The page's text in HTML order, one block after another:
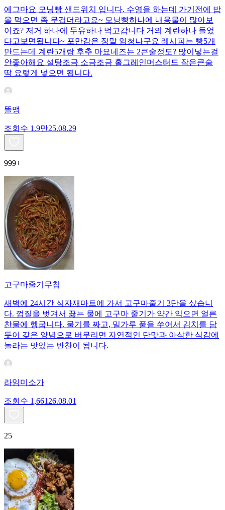
에그마요 모닝빵 샌드위치 입니다. 수영을 하는데 가기전에 밥
을 먹으면 좀 무겁더라고요~ 모닝빵하나에 내용물이 많아보
이죠? 저거 하나에 두유하나 먹고갑니다 거의 계란하나 들었
다고보면됩니다~ 포만감은 정말 엄청나구요 레시피는 빵5개
만드는데 계란5개랑 후추 마요네즈는 2큰술정도? 많이넣는걸
안좋아해요 설탕조금 소금조금 홀그레인머스터드 작은큰술
딱 요렇게 넣으면 됩니다.
똘맹
조회수 1.9만25.08.29
999+
고구마줄기무침
새벽에 24시간 식자재마트에 가서 고구마줄기 3단을 샀습니
다. 껍질을 벗겨서 끓는 물에 고구마 줄기가 약간 익으면 얼른
찬물에 헹굽니다. 물기를 짜고, 밀가루 풀을 쑤어서 김치를 담
듯이 갖은 양념으로 버무리면 자연적인 단맛과 아삭한 식감에
놀라는 맛있는 반찬이 됩니다.
라임미소가
조회수 1,661 26.08.01
25